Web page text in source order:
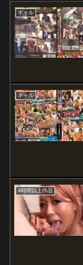
ギャル
ギャル
4時間以上作品